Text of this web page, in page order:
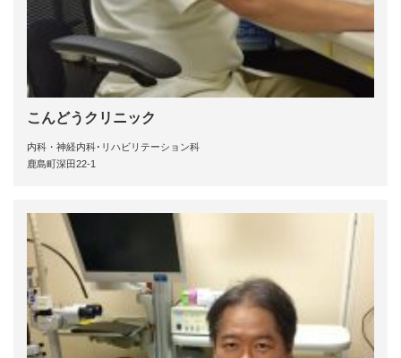
こんどうクリニック
内科・神経内科･リハビリテーション科
鹿島町深田22-1